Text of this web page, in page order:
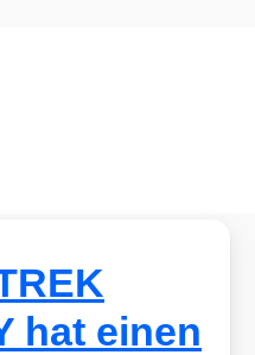
hat einen